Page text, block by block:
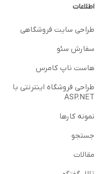
اطلاعات
طراحی سایت فروشگاهی
سفارش سئو
هاست ناپ کامرس
طراحی فروشگاه اینترنتی با
ASP.NET
نمونه کارها
جستجو
مقالات